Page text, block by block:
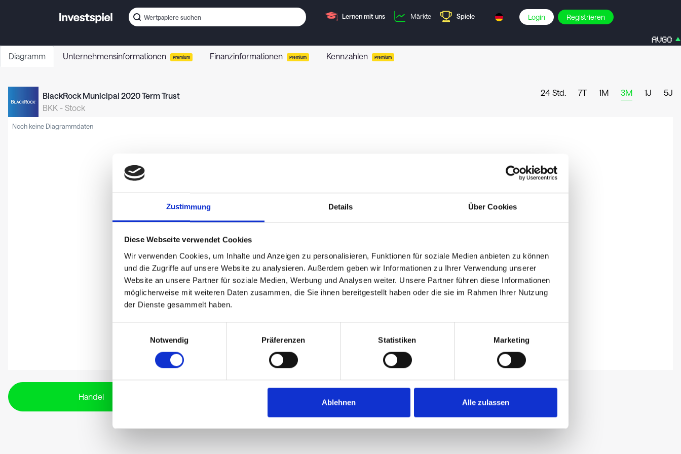
Zustimmung Details Über Cookies
Diese Webseite verwendet Cookies
Wir verwenden Cookies, um Inhalte und Anzeigen zu personalisieren, Funktionen für soziale Medien anbieten zu können
und die Zugriffe auf unsere Website zu analysieren. Außerdem geben wir Informationen zu Ihrer Verwendung unserer
Website an unsere Partner für soziale Medien, Werbung und Analysen weiter. Unsere Partner führen diese Informationen
möglicherweise mit weiteren Daten zusammen, die Sie ihnen bereitgestellt haben oder die sie im Rahmen Ihrer Nutzung
der Dienste gesammelt haben.
Notwendig
Präferenzen Statistiken Marketing
Ablehnen Alle zulassen
Lernen mit uns Märkte Spiele Login Registrieren
AVGO
Diagramm Unternehmensinformationen Premium Finanzinformationen Premium Kennzahlen Premium
BlackRock Municipal 2020 Term Trust
BKK - Stock
24 Std. 7T 1M 3M 1J 5J
Noch keine Diagrammdaten
Handel